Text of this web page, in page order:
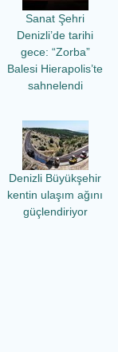
Sanat Şehri
Denizli’de tarihi
gece: “Zorba”
Balesi Hierapolis’te
sahnelendi
Denizli Büyükşehir
kentin ulaşım ağını
güçlendiriyor